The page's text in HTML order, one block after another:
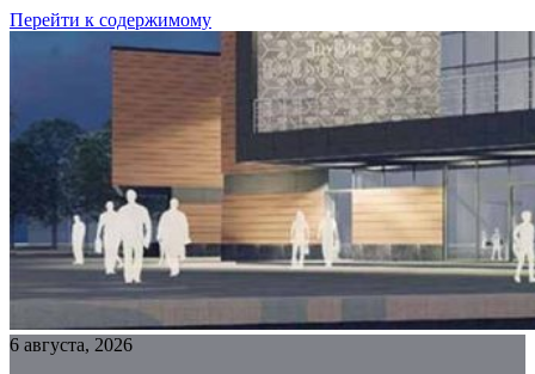
Перейти к содержимому
6 августа, 2026